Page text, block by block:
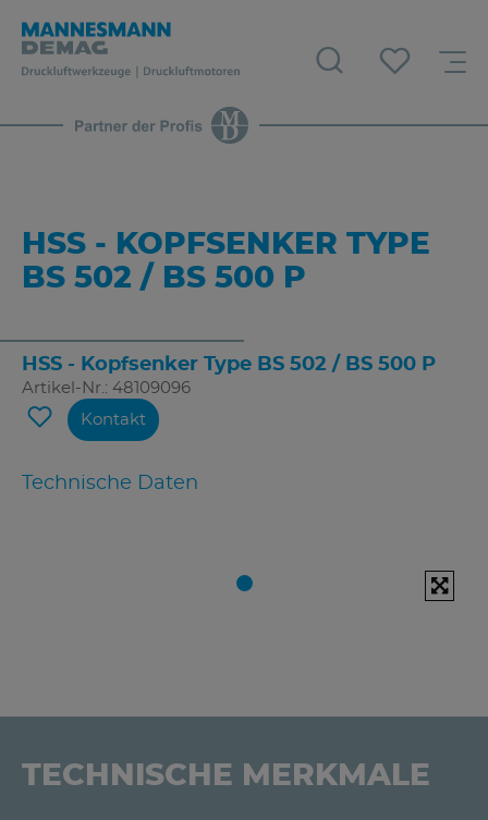
HSS - KOPFSENKER TYPE
BS 502 / BS 500 P
HSS - Kopfsenker Type BS 502 / BS 500 P
Artikel-Nr.: 48109096
Technische Daten
Kontakt
TECHNISCHE MERKMALE